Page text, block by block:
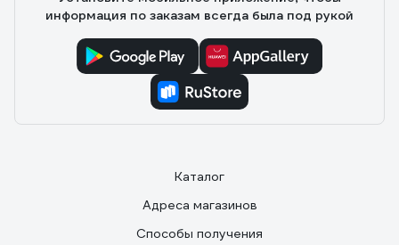
информация по заказам всегда была под рукой
Каталог
Адреса магазинов
Способы получения